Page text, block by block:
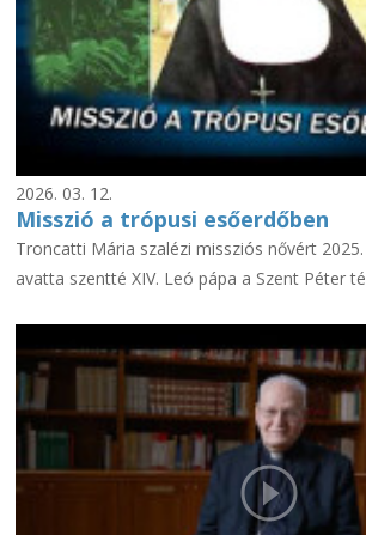
2026. 03. 12.
Misszió a trópusi esőerdőben
Troncatti Mária szalézi missziós nővért
avatta szentté XIV. Leó pápa a Szent Péter